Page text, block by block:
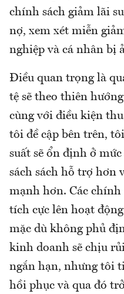
chính sách giảm lãi
nợ, xem xét miễn
nghiệp và cá nhân bị
Điều quan trọng là
tệ sẽ theo thiên
cùng với điều kiện
tôi đề cập bên trên,
suất sẽ ổn định ở
sách sách hỗ trợ hơn
mạnh hơn. Các chính
tích cực lên hoạt
mặc dù không phủ
kinh doanh sẽ chịu
ngắn hạn, nhưng tôi
hồi phục và qua đó